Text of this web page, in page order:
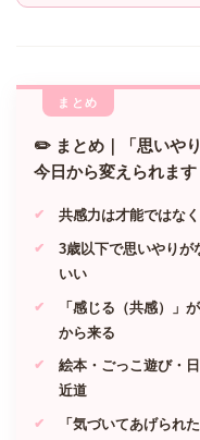
✏️ まとめ｜「思いや
今日から変えられます
共感力は才能ではな
3歳以下で思いやり
いい
「感じる（共感）」
から来る
絵本・ごっこ遊び・
近道
「気づいてあげられ